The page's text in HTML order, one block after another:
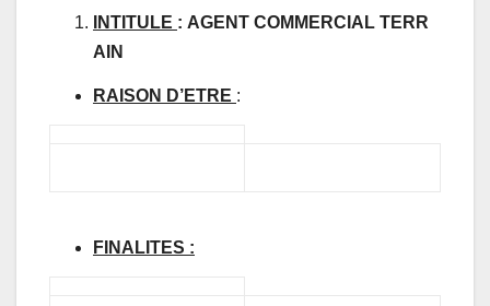
INTITULE : AGENT COMMERCIAL TERR
AIN
RAISON D’ETRE :
FINALITES :